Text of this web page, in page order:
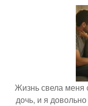
Жизнь свела меня
дочь, и я